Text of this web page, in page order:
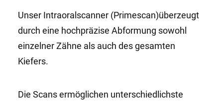
Unser Intraoralscanner (Primescan)überzeugt
durch eine hochpräzise Abformung sowohl
einzelner Zähne als auch des gesamten
Kiefers.
Die Scans ermöglichen unterschiedlichste